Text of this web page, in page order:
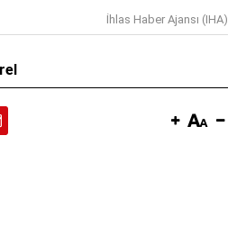
İhlas Haber Ajansı (IHA)